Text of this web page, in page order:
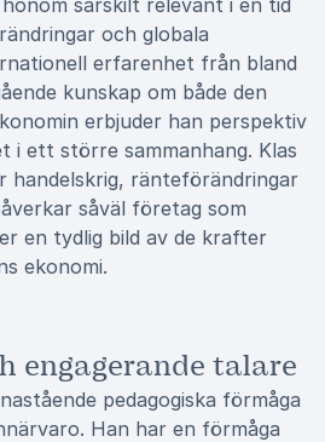
särskilt relevant i en tid
och globala
erfarenhet från bland
kunskap om både den
erbjuder han perspektiv
i ett större sammanhang. Klas
handelskrig, ränteförändringar
såväl företag som
en tydlig bild av de krafter
ekonomi.
engagerande talare
pedagogiska förmåga
Han har en förmåga